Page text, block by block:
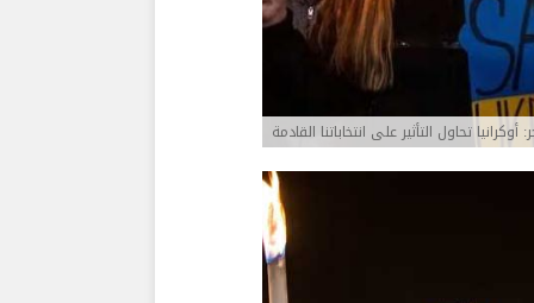
أوكرانيا تحاول التأثير على انتخاباتنا القادمة